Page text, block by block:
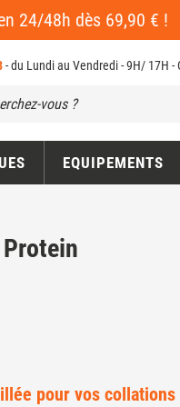
24/48h dès 69,90 € !
- du Lundi au Vendredi - 9H/ 17H -
EQUIPEMENTS
pour vos